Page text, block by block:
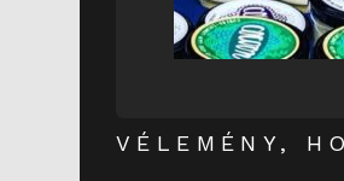
VÉLEMÉNY,